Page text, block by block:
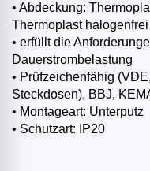
• Abdeckung:
Thermoplast
• erfüllt die
Dauerstrombelastung
• Prüfzeichenfähig
Steckdosen), BBJ,
• Montageart: Unterputz
• Schutzart: IP20